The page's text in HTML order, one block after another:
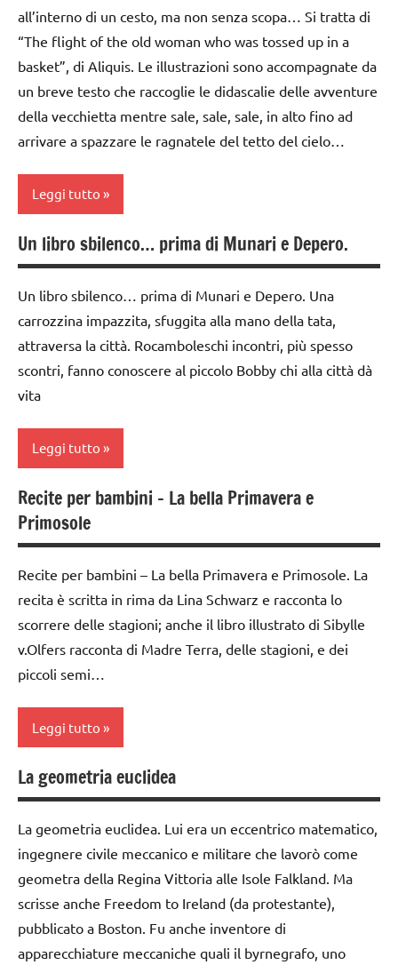
3a
classe
classe
5a
ALBI
ILLUSTRATI
TUTTI GLI
ARGOMENTI
PER ETA'
TUTTI GLI
ARTICOLI
all’interno di un cesto, ma non senza scopa… Si tratta di
“The flight of the old woman who was tossed up in a
basket”, di Aliquis. Le illustrazioni sono accompagnate da
un breve testo che raccoglie le didascalie delle avventure
della vecchietta mentre sale, sale, sale, in alto fino ad
arrivare a spazzare le ragnatele del tetto del cielo…
Leggi tutto
Epifania
DELL'ANNO
ILLUSTRATI
Un libro sbilenco… prima di Munari e Depero.
Un libro sbilenco… prima di Munari e Depero. Una
carrozzina impazzita, sfuggita alla mano della tata,
attraversa la città. Rocamboleschi incontri, più spesso
scontri, fanno conoscere al piccolo Bobby chi alla città dà
vita
Leggi tutto
classe
1a
2a
3 ai
6
anni
LIBRI E
ALBI
ILLUSTRATI
TUTTI GLI
PER ETA'
TUTTI GLI
ARTICOLI
Recite per bambini – La bella Primavera e
Primosole
Recite per bambini – La bella Primavera e Primosole. La
recita è scritta in rima da Lina Schwarz e racconta lo
scorrere delle stagioni; anche il libro illustrato di Sibylle
v.Olfers racconta di Madre Terra, delle stagioni, e dei
piccoli semi…
Leggi tutto
classi
1a-5a
dai
3 ai
6
anni
FESTE
DELL'ANNO
La geometria euclidea
La geometria euclidea. Lui era un eccentrico matematico,
ingegnere civile meccanico e militare che lavorò come
geometra della Regina Vittoria alle Isole Falkland. Ma
scrisse anche Freedom to Ireland (da protestante),
pubblicato a Boston. Fu anche inventore di
apparecchiature meccaniche quali il byrnegrafo, uno